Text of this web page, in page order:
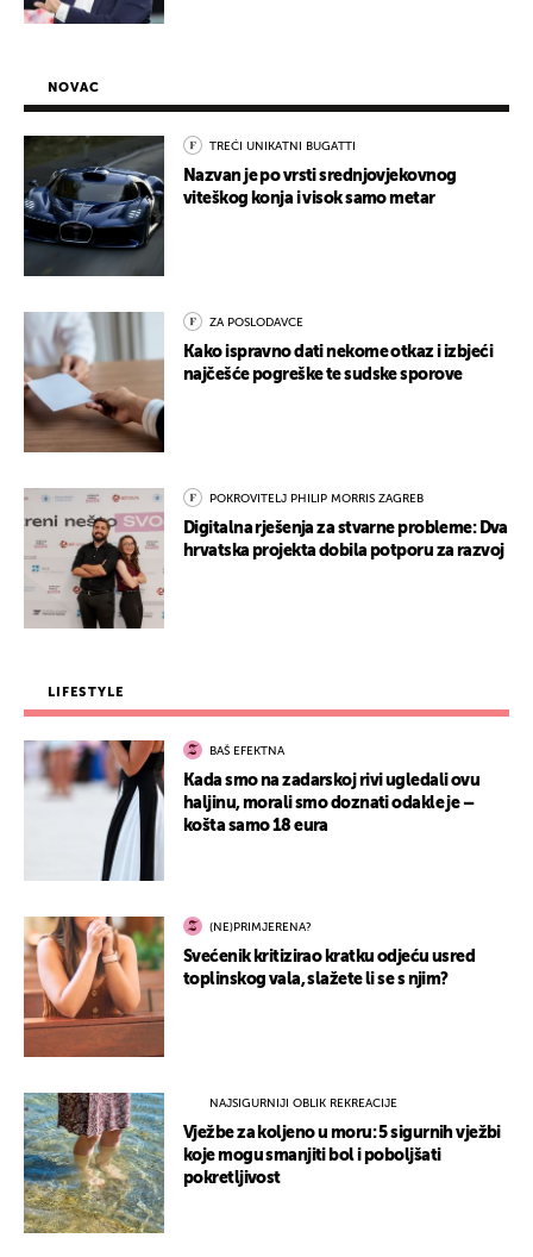
NOVAC
TREĆI UNIKATNI BUGATTI
Nazvan je po vrsti srednjovjekovnog
viteškog konja i visok samo metar
ZA POSLODAVCE
Kako ispravno dati nekome otkaz i izbjeći
najčešće pogreške te sudske sporove
POKROVITELJ PHILIP MORRIS ZAGREB
Digitalna rješenja za stvarne probleme: Dva
hrvatska projekta dobila potporu za razvoj
LIFESTYLE
BAŠ EFEKTNA
Kada smo na zadarskoj rivi ugledali ovu
haljinu, morali smo doznati odakle je –
košta samo 18 eura
(NE)PRIMJERENA?
Svećenik kritizirao kratku odjeću usred
toplinskog vala, slažete li se s njim?
NAJSIGURNIJI OBLIK REKREACIJE
Vježbe za koljeno u moru: 5 sigurnih vježbi
koje mogu smanjiti bol i poboljšati
pokretljivost